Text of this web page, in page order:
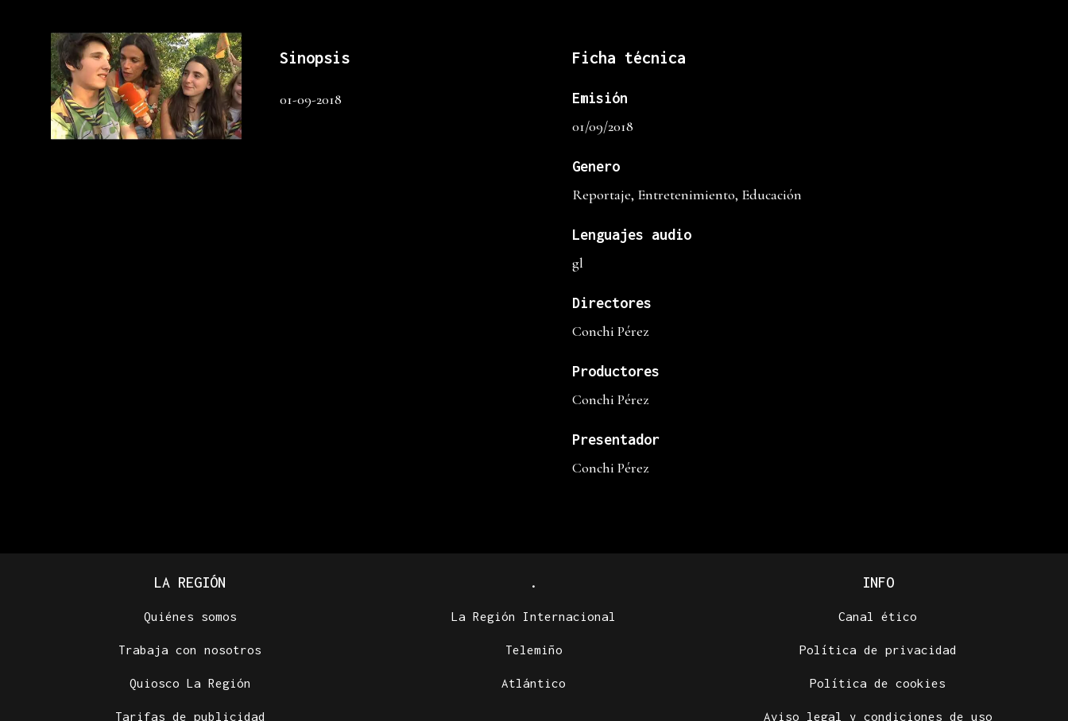
Sinopsis
01-09-2018
Ficha técnica
Emisión
01/09/2018
Genero
Reportaje, Entretenimiento, Educación
Lenguajes audio
gl
Directores
Conchi Pérez
Productores
Conchi Pérez
Presentador
Conchi Pérez
LA REGIÓN
Quiénes somos
Trabaja con nosotros
Quiosco La Región
Tarifas de publicidad
.
La Región Internacional
Telemiño
Atlántico
INFO
Canal ético
Política de privacidad
Política de cookies
Aviso legal y condiciones de uso